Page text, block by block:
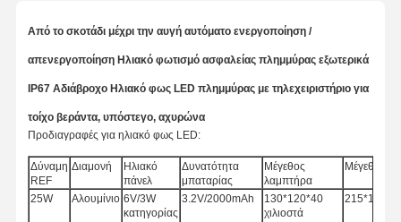
Από το σκοτάδι μέχρι την αυγή αυτόματο ενεργοποίηση /
απενεργοποίηση Ηλιακό φωτισμό ασφαλείας πλημμύρας εξωτερικά
IP67 Αδιάβροχο Ηλιακό φως LED πλημμύρας με τηλεχειριστήριο για
τοίχο βεράντα, υπόστεγο, αχυρώνα
Προδιαγραφές για ηλιακό φως LED:
Δύναμη
REF
Διαμονή
Ηλιακό
πάνελ
Δυνατότητα
μπαταρίας
Μέγεθος
λαμπτήρα
Μέγεθος
25W Αλουμίνιο 6V/3W
κατηγορίας
3.2V/2000mAh
130*120*40
χιλιοστά